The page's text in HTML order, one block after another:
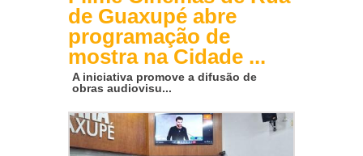
de Guaxupé abre
programação de
mostra na Cidade ...
A iniciativa promove a difusão de
obras audiovisu...